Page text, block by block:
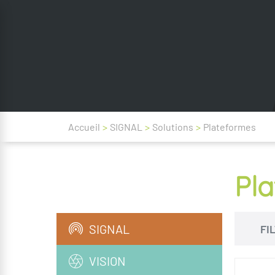
Accueil > SIGNAL > Solutions > Plateformes
SIGNAL
VISION